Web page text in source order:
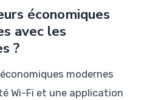
économiques
avec les
?
modernes
Wi-Fi et une application